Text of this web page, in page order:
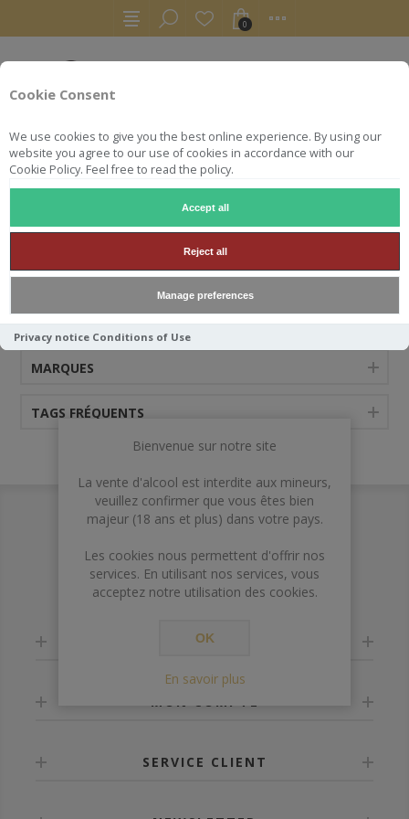
Cookie Consent
We use cookies to give you the best online experience. By using our
website you agree to our use of cookies in accordance with our
Cookie Policy. Feel free to read the policy.
Accept all
Reject all
Manage preferences
Privacy notice Conditions of Use
0
STRONACHIE
CATÉGORIES
MARQUES
TAGS FRÉQUENTS
INFORMATION
MON COMPTE
SERVICE CLIENT
Bienvenue sur notre site
La vente d'alcool est interdite aux mineurs,
veuillez confirmer que vous êtes bien
majeur (18 ans et plus) dans votre pays.
Les cookies nous permettent d'offrir nos
services. En utilisant nos services, vous
acceptez notre utilisation des cookies.
OK
En savoir plus